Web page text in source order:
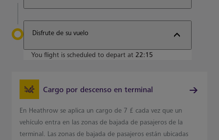
Disfrute de su vuelo
You flight is scheduled to depart at 22:15
Cargo por descenso en terminal
En Heathrow se aplica un cargo de 7 £ cada vez que un
vehículo entra en las zonas de bajada de pasajeros de la
terminal. Las zonas de bajada de pasajeros están ubicadas